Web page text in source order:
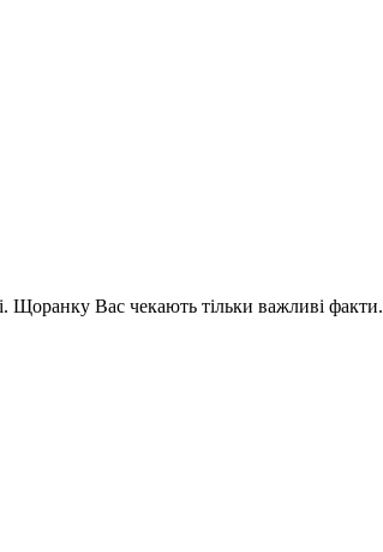
Щоранку Вас чекають тільки важливі факти.